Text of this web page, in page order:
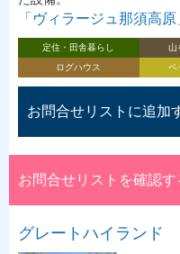
「ヴィラージュ那須高
定住・田舎暮らし 山
ログハウス
ペ
お問合せリストに追加
お問合せリストを確認す
グレートハイランド